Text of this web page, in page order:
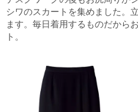
シワのスカートを集めました。
ます。毎日着用するものだから
ト。